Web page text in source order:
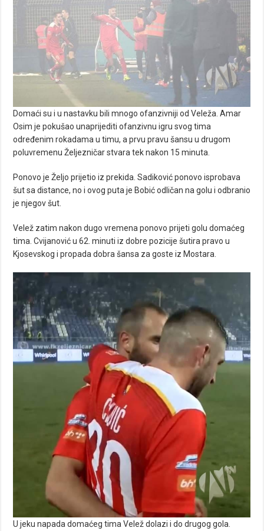
Domaći su i u nastavku bili mnogo ofanzivniji od Veleža. Amar
Osim je pokušao unaprijediti ofanzivnu igru svog tima
određenim rokadama u timu, a prvu pravu šansu u drugom
poluvremenu Željezničar stvara tek nakon 15 minuta.
Ponovo je Željo prijetio iz prekida. Sadiković ponovo isprobava
šut sa distance, no i ovog puta je Bobić odličan na golu i odbranio
je njegov šut.
Velež zatim nakon dugo vremena ponovo prijeti golu domaćeg
tima. Cvijanović u 62. minuti iz dobre pozicije šutira pravo u
Kjosevskog i propada dobra šansa za goste iz Mostara.
U jeku napada domaćeg tima Velež dolazi i do drugog gola.